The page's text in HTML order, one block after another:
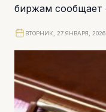
биржам сообщает
ВТОРНИК, 27 ЯНВАРЯ, 2026